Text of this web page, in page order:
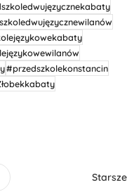
#przedszkolekonstancin
Starsze